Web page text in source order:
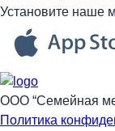
Установите наше
ООО “Семейная
Политика